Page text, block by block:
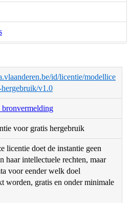
id/licentie/modellice
v1.0
bronvermelding
voor gratis hergebruik
licentie doet de instantie geen
haar intellectuele rechten, maar
voor eender welk doel
worden, gratis en onder minimale